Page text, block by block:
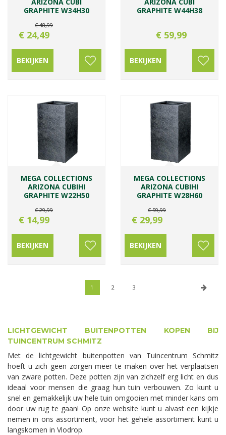
GRAPHITE W34H30
€ 48,99
€ 24,49
BEKIJKEN
GRAPHITE W44H38
€ 59,99
BEKIJKEN
MEGA COLLECTIONS
ARIZONA CUBIHI
GRAPHITE W22H50
€ 29,99
€ 14,99
BEKIJKEN
MEGA COLLECTIONS
ARIZONA CUBIHI
GRAPHITE W28H60
€ 59,99
€ 29,99
BEKIJKEN
1 2 3
LICHTGEWICHT BUITENPOTTEN KOPEN BIJ
TUINCENTRUM SCHMITZ
Met de lichtgewicht buitenpotten van Tuincentrum Schmitz
hoeft u zich geen zorgen meer te maken over het verplaatsen
van zware potten. Deze potten zijn van zichzelf erg licht en dus
ideaal voor mensen die graag hun tuin verbouwen. Zo kunt u
snel en gemakkelijk uw hele tuin omgooien met minder kans om
door uw rug te gaan! Op onze website kunt u alvast een kijkje
nemen in ons assortiment, voor het gehele assortiment kunt u
langskomen in Vlodrop.